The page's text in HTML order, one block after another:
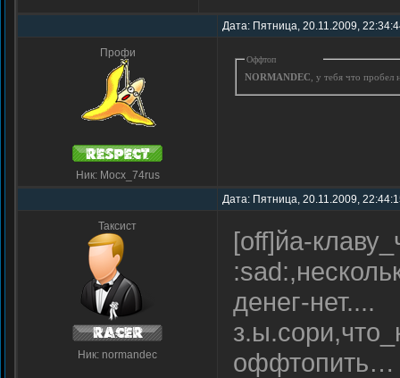
Дата: Пятница, 20.11.2009,
Профи
Ник: Mocx_74rus
Оффтоп
NORMANDEC , у тебя что пробел
Дата: Пятница, 20.11.2009,
Таксист
Ник: normandec
[off]йа-
денег-нет....